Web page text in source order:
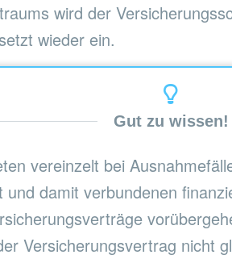
wird der
wieder ein.
Gut zu wissen!
vereinzelt bei
und damit verbundenen
Versicherungsvertrag nicht